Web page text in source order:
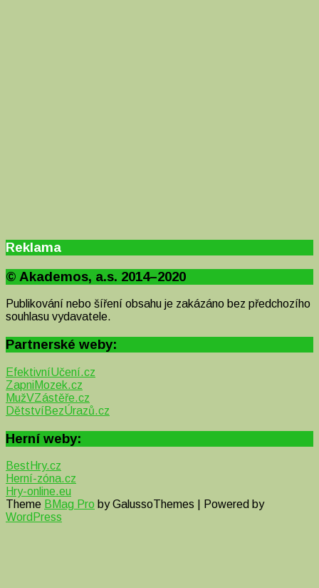
Reklama
© Akademos, a.s. 2014–2020
Publikování nebo šíření obsahu je zakázáno bez předchozího
souhlasu vydavatele.
Partnerské weby:
EfektivníUčení.cz
ZapniMozek.cz
MužVZástěře.cz
DětstvíBezÚrazů.cz
Herní weby:
BestHry.cz
Herní-zóna.cz
Hry-online.eu
Theme BMag Pro by GalussoThemes | Powered by
WordPress